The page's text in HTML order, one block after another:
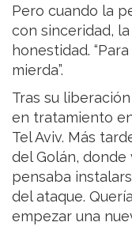
Pero cuando la
con sinceridad,
honestidad.
mierda”.
Tras su
en tratamiento
Tel Aviv. Más
del Golán,
pensaba
del ataque.
empezar una